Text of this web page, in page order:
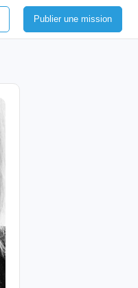
Publier une mission